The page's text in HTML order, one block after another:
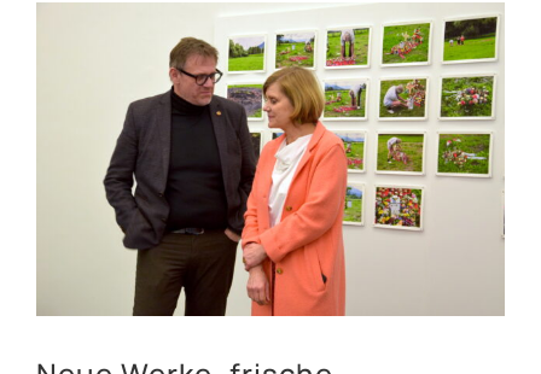
Digitalisierung & KI